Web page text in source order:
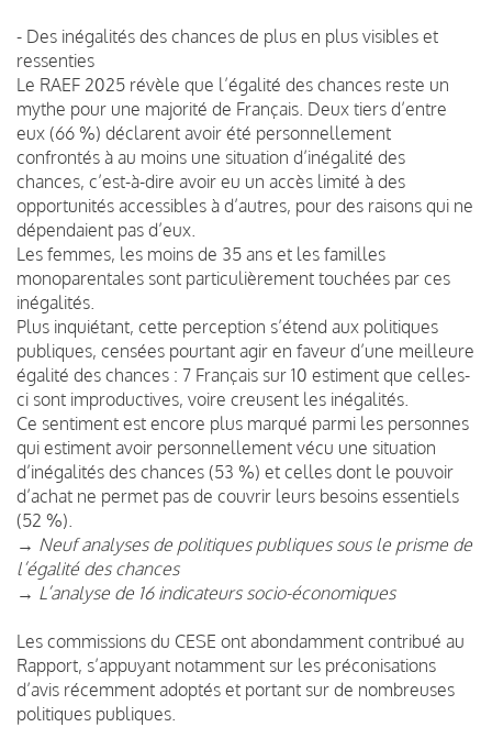
- Des inégalités des chances de plus en plus visibles et
ressenties
Le RAEF 2025 révèle que l’égalité des chances reste un
mythe pour une majorité de Français. Deux tiers d’entre
eux (66 %) déclarent avoir été personnellement
confrontés à au moins une situation d’inégalité des
chances, c’est-à-dire avoir eu un accès limité à des
opportunités accessibles à d’autres, pour des raisons qui ne
dépendaient pas d’eux.
Les femmes, les moins de 35 ans et les familles
monoparentales sont particulièrement touchées par ces
inégalités.
Plus inquiétant, cette perception s’étend aux politiques
publiques, censées pourtant agir en faveur d’une meilleure
égalité des chances : 7 Français sur 10 estiment que celles-
ci sont improductives, voire creusent les inégalités.
Ce sentiment est encore plus marqué parmi les personnes
qui estiment avoir personnellement vécu une situation
d’inégalités des chances (53 %) et celles dont le pouvoir
d’achat ne permet pas de couvrir leurs besoins essentiels
(52 %).
→ Neuf analyses de politiques publiques sous le prisme de
l’égalité des chances
→ L’analyse de 16 indicateurs socio-économiques
Les commissions du CESE ont abondamment contribué au
Rapport, s’appuyant notamment sur les préconisations
d’avis récemment adoptés et portant sur de nombreuses
politiques publiques.